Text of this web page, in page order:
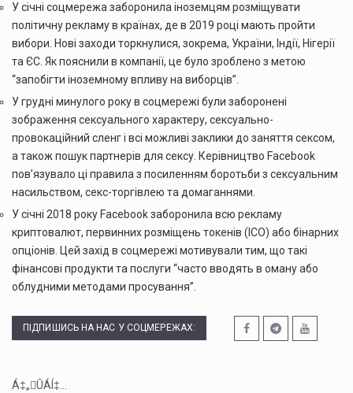
У січні соцмережа заборонила іноземцям розміщувати
політичну рекламу в країнах, де в 2019 році мають пройти
вибори. Нові заходи торкнулися, зокрема, України, Індії, Нігерії
та ЄС. Як пояснили в компанії, це було зроблено з метою
“запобігти іноземному впливу на виборців”.
У грудні минулого року в соцмережі були заборонені
зображення сексуального характеру, сексуально-
провокаційний сленг і всі можливі заклики до заняття сексом,
а також пошук партнерів для сексу. Керівництво Facebook
пов’язувало ці правила з посиленням боротьби з сексуальним
насильством, секс-торгівлею та домаганнями.
У січні 2018 року Facebook заборонила всю рекламу
криптовалют, первинних розміщень токенів (ICO) або бінарних
опціонів. Цей захід в соцмережі мотивували тим, що такі
фінансові продукти та послуги “часто вводять в оману або
облудними методами просування”.
ПІДПИШИСЬ НА НАС У СОЦМЕРЕЖАХ:
Á‡„ÛÁÍ‡...